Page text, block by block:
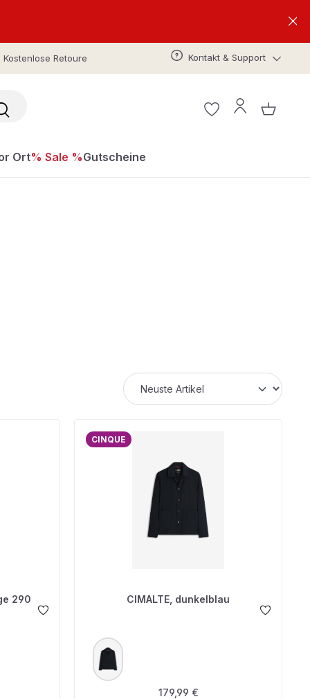
Kostenlose Retoure Kontakt & Support
Ort% Sale %Gutscheine
290
CINQUE
CIMALTE, dunkelblau
FARBE
Regulärer Preis:
179,99 €